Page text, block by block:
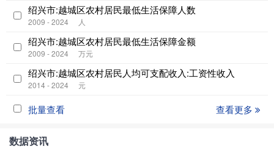
绍兴市:越城区农村居民最低生活保障人数
2009 - 2024 人
绍兴市:越城区农村居民最低生活保障金额
2009 - 2024 万元
绍兴市:越城区农村居民人均可支配收入:工资性收入
2014 - 2024 元
批量查看 查看更多
数据资讯